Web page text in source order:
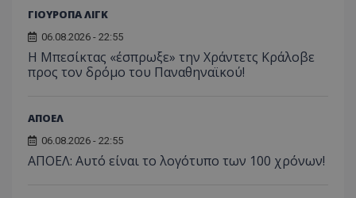
ΓΙΟΥΡΟΠΑ ΛΙΓΚ
06.08.2026 - 22:55
Η Μπεσίκτας «έσπρωξε» την Χράντετς Κράλοβε
προς τον δρόμο του Παναθηναϊκού!
ΑΠΟΕΛ
06.08.2026 - 22:55
ΑΠΟΕΛ: Αυτό είναι το λογότυπο των 100 χρόνων!